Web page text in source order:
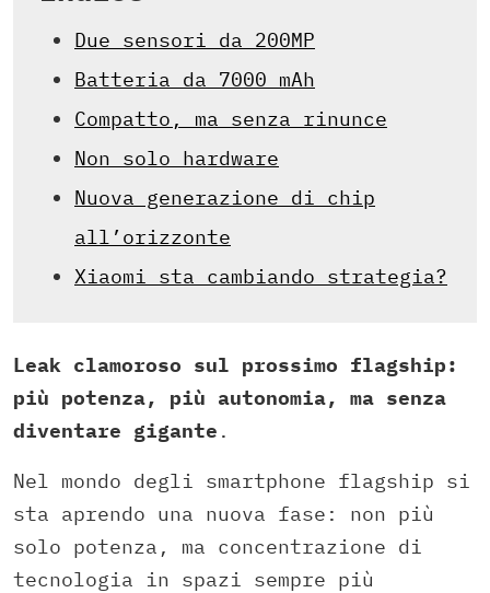
Due sensori da 200MP
Batteria da 7000 mAh
Compatto, ma senza rinunce
Non solo hardware
Nuova generazione di chip
all’orizzonte
Xiaomi sta cambiando strategia?
Leak clamoroso sul prossimo flagship:
più potenza, più autonomia, ma senza
diventare gigante .
Nel mondo degli smartphone flagship si
sta aprendo una nuova fase: non più
solo potenza, ma concentrazione di
tecnologia in spazi sempre più